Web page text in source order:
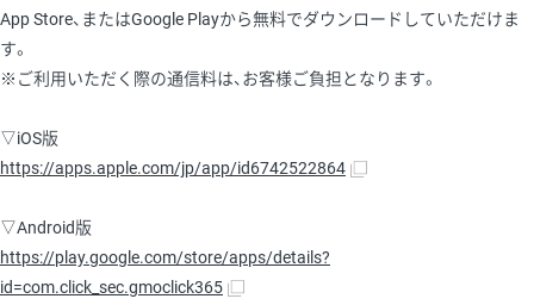
App Store、またはGoogle Playから無料でダウンロードしていただけま
す。
※ご利用いただく際の通信料は、お客様ご負担となります。
▽iOS版
https://apps.apple.com/jp/app/id6742522864
▽Android版
https://play.google.com/store/apps/details?
id=com.click_sec.gmoclick365